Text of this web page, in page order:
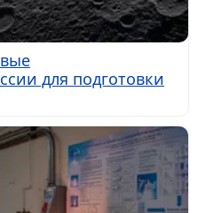
для подготовки